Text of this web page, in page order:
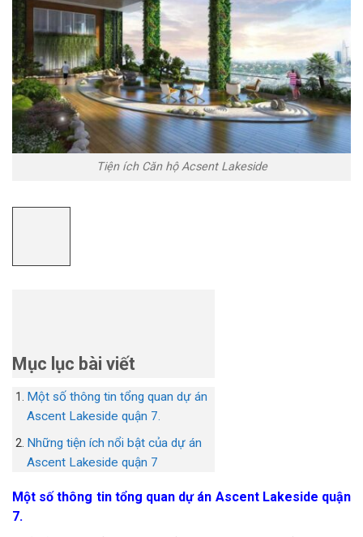
Tiện ích Căn hộ Acsent Lakeside
Mục lục bài viết
Một số thông tin tổng quan dự án
Ascent Lakeside quận 7.
Những tiện ích nổi bật của dự án
Ascent Lakeside quận 7
Một số thông tin tổng quan dự án Ascent Lakeside quận
7.